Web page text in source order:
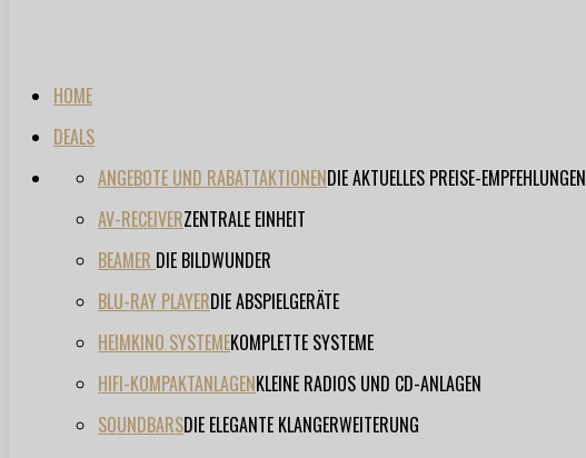
HOME
DEALS
ANGEBOTE UND RABATTAKTIONENDIE AKTUELLES PREISE-EMPFEHLUNGEN
AV-RECEIVERZENTRALE EINHEIT
BEAMER DIE BILDWUNDER
BLU-RAY PLAYERDIE ABSPIELGERÄTE
HEIMKINO SYSTEMEKOMPLETTE SYSTEME
HIFI-KOMPAKTANLAGENKLEINE RADIOS UND CD-ANLAGEN
SOUNDBARSDIE ELEGANTE KLANGERWEITERUNG